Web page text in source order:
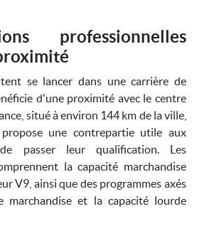
professionnelles
se lancer dans une carrière de
d'une proximité avec le centre
situé à environ 144 km de la ville,
une contrepartie utile aux
passer leur qualification. Les
la capacité marchandise
V9, ainsi que des programmes axés
marchandise et la capacité lourde